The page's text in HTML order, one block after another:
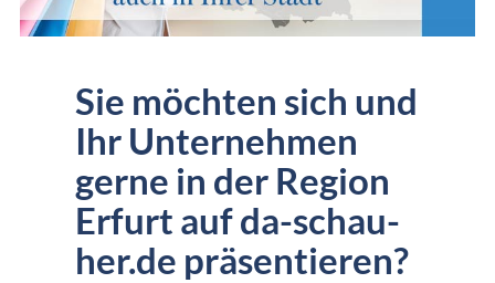
Sie möchten sich und
Ihr Unternehmen
gerne in der Region
Erfurt auf da-schau-
her.de präsentieren?